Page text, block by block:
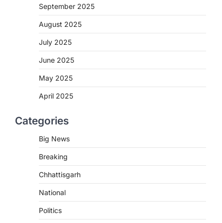
September 2025
August 2025
July 2025
June 2025
May 2025
April 2025
Categories
Big News
Breaking
Chhattisgarh
National
Politics
More Khabar
रायपुर। मुख्यमंत्री विष्णुदेव साय के नेतृत्व में स्वच्छ
ऊर्जा, हरित विकास और किसानों की आय…
CG : पांच माह की अनुष्का को मिला नया
CG: छिपली की दीदियों का कमाल,
बकरी पालन से बढ़ी आय और मजबूत
More Khabar August 7, 2026
रायपुर। ग्रामीण महिलाओं को आर्थिक रूप से